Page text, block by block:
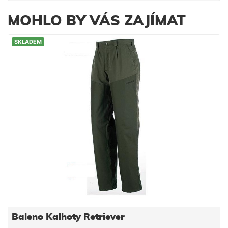
MOHLO BY VÁS ZAJÍMAT
SKLADEM
Baleno Kalhoty Retriever